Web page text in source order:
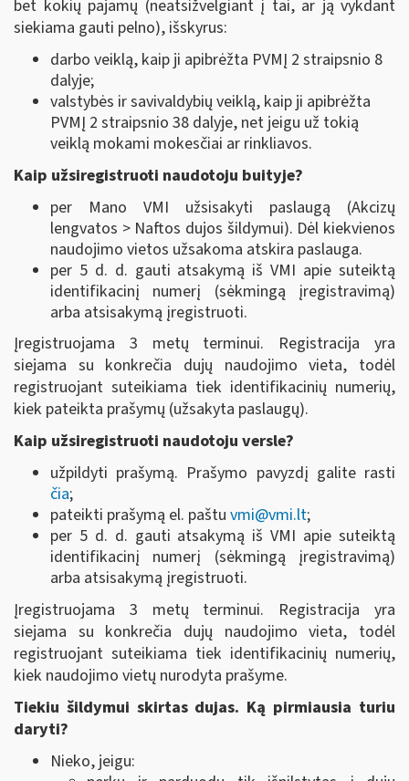
bet kokių pajamų (neatsižvelgiant į tai, ar ją vykdant
siekiama gauti pelno), išskyrus:
darbo veiklą, kaip ji apibrėžta PVMĮ 2 straipsnio 8
dalyje;
valstybės ir savivaldybių veiklą, kaip ji apibrėžta
PVMĮ 2 straipsnio 38 dalyje, net jeigu už tokią
veiklą mokami mokesčiai ar rinkliavos.
Kaip užsiregistruoti naudotoju buityje?
per Mano VMI užsisakyti paslaugą (Akcizų
lengvatos > Naftos dujos šildymui). Dėl kiekvienos
naudojimo vietos užsakoma atskira paslauga.
per 5 d. d. gauti atsakymą iš VMI apie suteiktą
identifikacinį numerį (sėkmingą įregistravimą)
arba atsisakymą įregistruoti.
Įregistruojama 3 metų terminui. Registracija yra
siejama su konkrečia dujų naudojimo vieta, todėl
registruojant suteikiama tiek identifikacinių numerių,
kiek pateikta prašymų (užsakyta paslaugų).
Kaip užsiregistruoti naudotoju versle?
užpildyti prašymą. Prašymo pavyzdį galite rasti
čia;
pateikti prašymą el. paštu vmi@vmi.lt;
per 5 d. d. gauti atsakymą iš VMI apie suteiktą
identifikacinį numerį (sėkmingą įregistravimą)
arba atsisakymą įregistruoti.
Įregistruojama 3 metų terminui. Registracija yra
siejama su konkrečia dujų naudojimo vieta, todėl
registruojant suteikiama tiek identifikacinių numerių,
kiek naudojimo vietų nurodyta prašyme.
Tiekiu šildymui skirtas dujas. Ką pirmiausia turiu
daryti?
Nieko, jeigu: